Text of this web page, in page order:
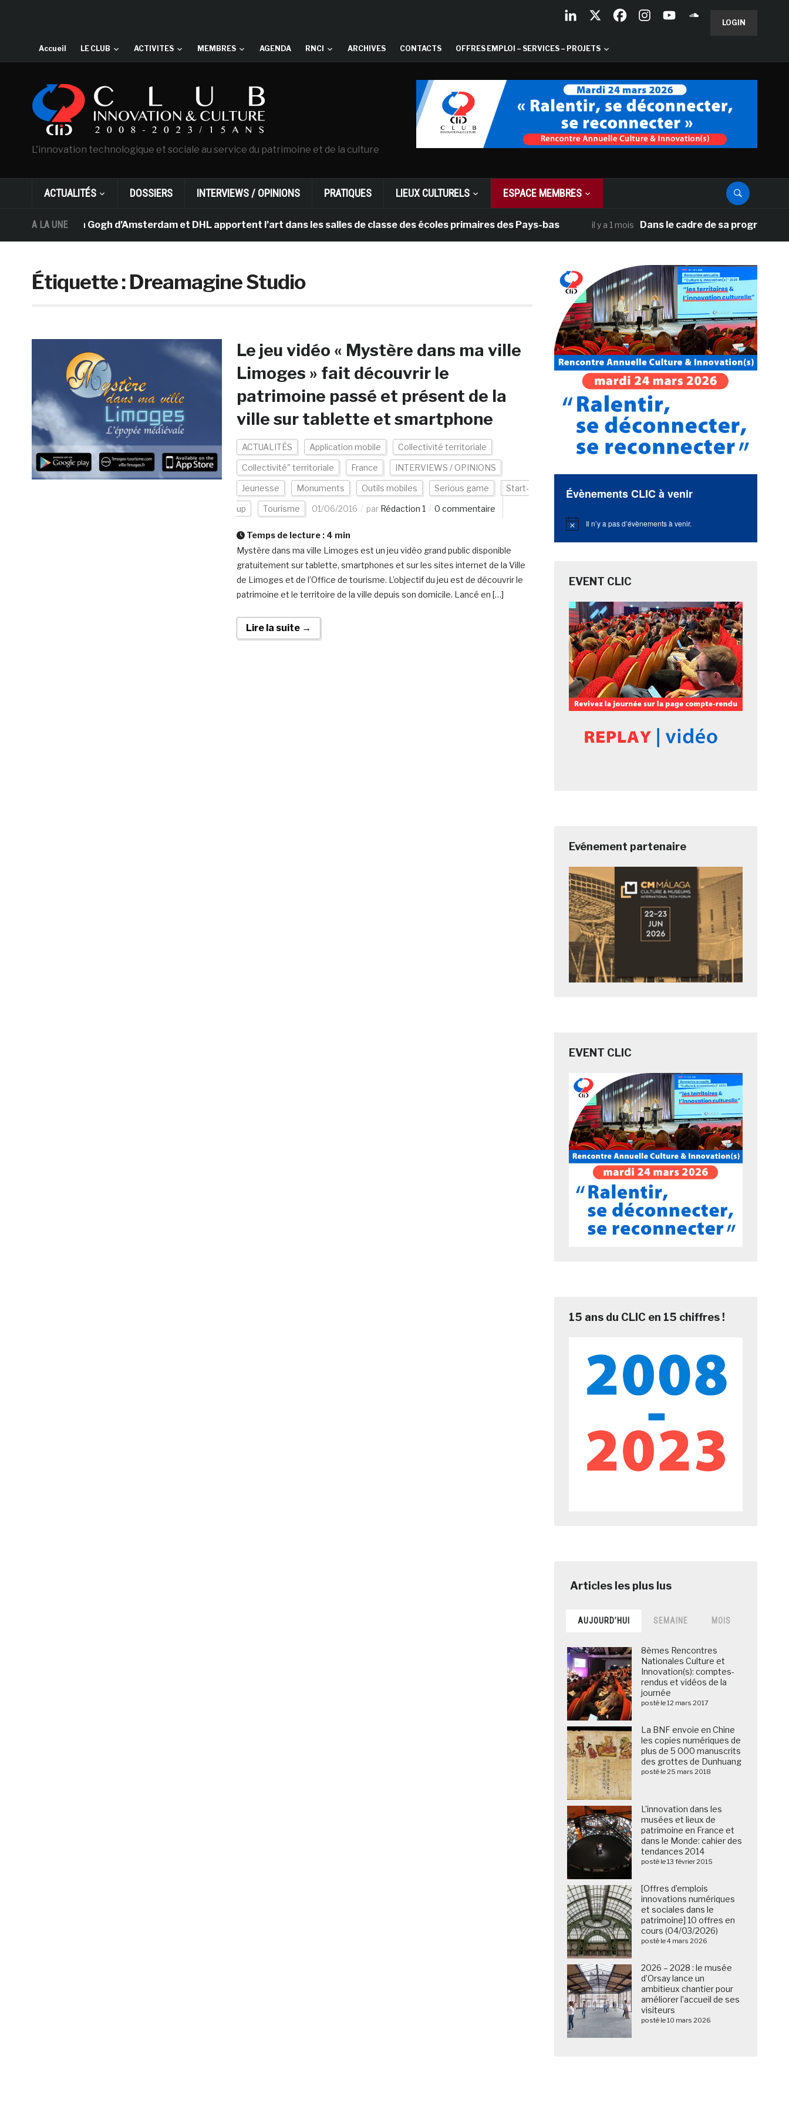
LOGIN
Accueil LE CLUB ACTIVITES MEMBRES AGENDA RNCI ARCHIVES CONTACTS OFFRES EMPLOI – SERVICES – PROJETS
L'innovation technologique et sociale au service du patrimoine et de la culture
ACTUALITÉS DOSSIERS INTERVIEWS / OPINIONS PRATIQUES LIEUX CULTURELS ESPACE MEMBRES
A LA UNE
musée Van Gogh d’Amsterdam et DHL apportent l’art dans les salles de classe des écoles primaires des Pays-bas il y a 1 mois Dans le cadre de sa programmation
Étiquette :Dreamagine Studio
Le jeu vidéo « Mystère dans ma ville
Limoges » fait découvrir le
patrimoine passé et présent de la
ville sur tablette et smartphone
ACTUALITÉS Application mobile Collectivité territoriale
Collectivité" territoriale France INTERVIEWS / OPINIONS
Jeunesse Monuments Outils mobiles Serious game Start-
up Tourisme 01/06/2016 par Rédaction 1 0 commentaire
Temps de lecture : 4 min
Mystère dans ma ville Limoges est un jeu vidéo grand public disponible
gratuitement sur tablette, smartphones et sur les sites internet de la Ville
de Limoges et de l’Office de tourisme. L’objectif du jeu est de découvrir le
patrimoine et le territoire de la ville depuis son domicile. Lancé en […]
Lire la suite →
Évènements CLIC à venir
Notice Il n’y a pas d’évènements à venir.
EVENT CLIC
Evénement partenaire
EVENT CLIC
15 ans du CLIC en 15 chiffres !
AUJOURD’HUI SEMAINE MOIS
8èmes Rencontres
Nationales Culture et
Innovation(s): comptes-
rendus et vidéos de la
journée
posté le 12 mars 2017
La BNF envoie en Chine
les copies numériques de
plus de 5 000 manuscrits
des grottes de Dunhuang
posté le 25 mars 2018
L’innovation dans les
musées et lieux de
patrimoine en France et
dans le Monde: cahier des
tendances 2014
posté le 13 février 2015
[Offres d’emplois
innovations numériques
et sociales dans le
patrimoine] 10 offres en
cours (04/03/2026)
posté le 4 mars 2026
2026 – 2028 : le musée
d’Orsay lance un
ambitieux chantier pour
améliorer l’accueil de ses
visiteurs
posté le 10 mars 2026